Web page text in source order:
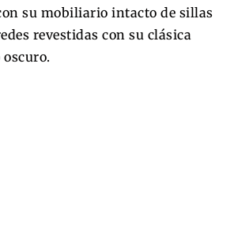
su mobiliario intacto de sillas
revestidas con su clásica